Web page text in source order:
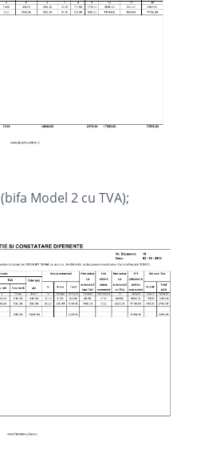
Model 2 cu TVA);